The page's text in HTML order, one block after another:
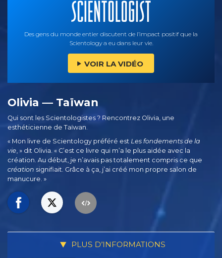
Des gens du monde entier discutent de l’impact positif que la
Scientology a eu dans leur vie.
VOIR LA VIDÉO
Olivia — Taïwan
Qui sont les Scientologistes ? Rencontrez Olivia, une
esthéticienne de Taïwan.
« Mon livre de Scientology préféré est Les fondements de la
vie, » dit Olivia. « C’est ce livre qui m’a le plus aidée avec la
création. Au début, je n’avais pas totalement compris ce que
création signifiait. Grâce à ça, j’ai créé mon propre salon de
manucure. »
PLUS D’INFORMATIONS